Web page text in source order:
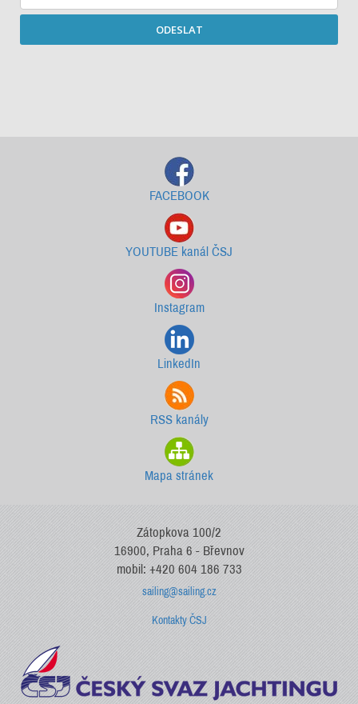
ODESLAT
FACEBOOK
YOUTUBE kanál ČSJ
Instagram
LinkedIn
RSS kanály
Mapa stránek
Zátopkova 100/2
16900, Praha 6 - Břevnov
mobil: +420 604 186 733
sailing@sailing.cz
Kontakty ČSJ